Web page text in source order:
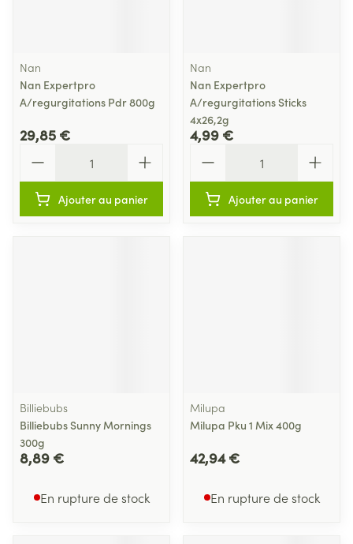
Nan
Nan Expertpro
A/regurgitations Pdr 800g
29,85 €
Ajouter au panier
Nan
Nan Expertpro
A/regurgitations Sticks
4x26,2g
4,99 €
Ajouter au panier
Billiebubs
Billiebubs Sunny Mornings
300g
8,89 €
En rupture de stock
Milupa
Milupa Pku 1 Mix 400g
42,94 €
En rupture de stock